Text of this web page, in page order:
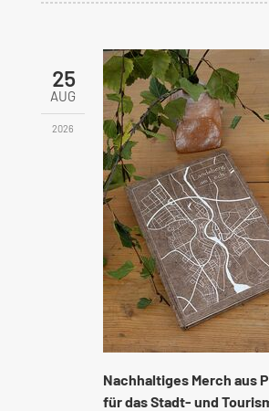
25
AUG
2026
Nachhaltiges Merch aus
für das Stadt- und